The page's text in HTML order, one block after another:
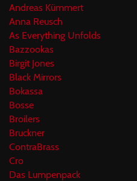
Andreas Kümmert
Anna Reusch
As Everything Unfolds
Bazzookas
Birgit Jones
Black Mirrors
Bokassa
Bosse
Broilers
Bruckner
ContraBrass
Cro
Das Lumpenpack